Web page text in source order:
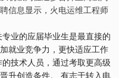
信息显示，火电运维工程师
业的应届毕业生是最直接的
就业竞争力，更快适应工作
技术人员，通过考取更高级
升创造条件。 有志于转入电